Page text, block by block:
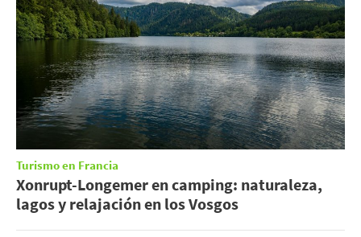
Turismo en Francia
Xonrupt-Longemer en camping: naturaleza,
lagos y relajación en los Vosgos